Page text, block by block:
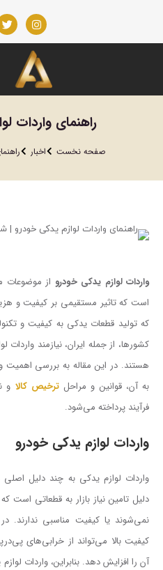
راهنمای واردات
صفحه نخست اخبار
واردات لوازم یدکی خودرو از
است که تاثیر مستقیمی بر کیفیت و
که تولید قطعات یدکی به کیفیت و
کشورها، از جمله ایران، نیازمند
هستند. در این مقاله به بررسی اهمیت
به آن، قوانین و مراحل ترخیص کالا و
فرآیند پرداخته می‌شود.
واردات لوازم یدکی خودرو
واردات لوازم یدکی به چند دلیل
دلیل تامین نیاز بازار به قطعاتی است
نمی‌شوند یا کیفیت مناسبی ندارند.
کیفیت بالا می‌تواند از خرابی‌های
آن را افزایش دهد. بنابراین، واردات